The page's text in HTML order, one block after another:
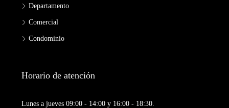
Departamento
Comercial
Condominio
Horario de atención
Lunes a jueves 09:00 - 14:00 y 16:00 - 18:30.